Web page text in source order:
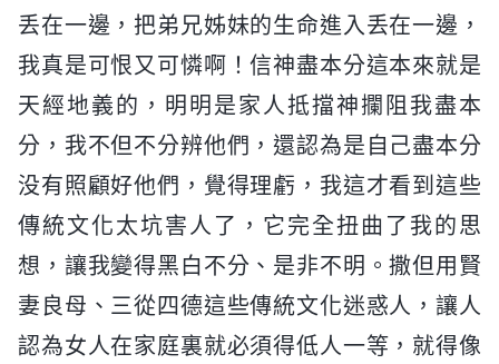
丢在一邊，把弟兄姊妹的生命進入丢在一邊，
我真是可恨又可憐啊！信神盡本分這本來就是
天經地義的，明明是家人抵擋神攔阻我盡本
分，我不但不分辨他們，還認為是自己盡本分
没有照顧好他們，覺得理虧，我這才看到這些
傳統文化太坑害人了，它完全扭曲了我的思
想，讓我變得黑白不分、是非不明。撒但用賢
妻良母、三從四德這些傳統文化迷惑人，讓人
認為女人在家庭裏就必須得低人一等，就得像